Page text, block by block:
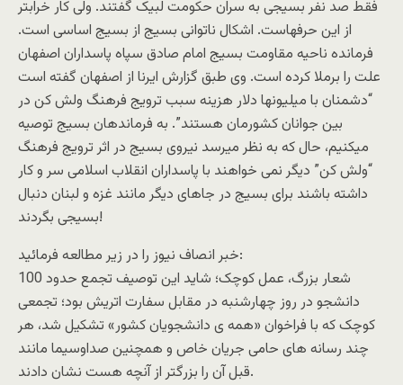
فقط صد نفر بسیجی به سران حکومت لبیک گفتند. ولی کار خرابتر
از این حرفهاست. اشکال ناتوانی بسیج از بسیج اساسی است.
فرمانده ناحیه مقاومت بسیج امام صادق سپاه پاسداران اصفهان
علت را برملا کرده است. وی طبق گزارش ایرنا از اصفهان گفته است
“دشمنان با میلیونها دلار هزینه سبب ترويج فرهنگ ولش کن در
بین جوانان کشورمان هستند”. به فرماندهان بسیج توصیه
میکنیم، حال که به نظر میرسد نیروی بسیج در اثر ترویج فرهنگ
“ولش کن” دیگر نمی خواهند با پاسداران انقلاب اسلامی سر و کار
داشته باشند برای بسیج در جاهای دیگر مانند غزه و لبنان دنبال
بسیجی بگردند!
خبر انصاف نیوز را در زیر مطالعه فرمائید:
شعار بزرگ، عمل کوچک؛ شاید این توصیف تجمع حدود 100
دانشجو در روز چهارشنبه در مقابل سفارت اتریش بود؛ تجمعی
کوچک که با فراخوان «همه ی دانشجویان کشور» تشکیل شد، هر
چند رسانه های حامی جریان خاص و همچنین صداوسیما مانند
قبل آن را بزرگتر از آنچه هست نشان دادند.